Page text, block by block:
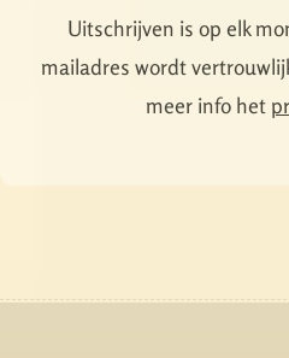
Uitschrijven is op elk
mailadres wordt
meer info het